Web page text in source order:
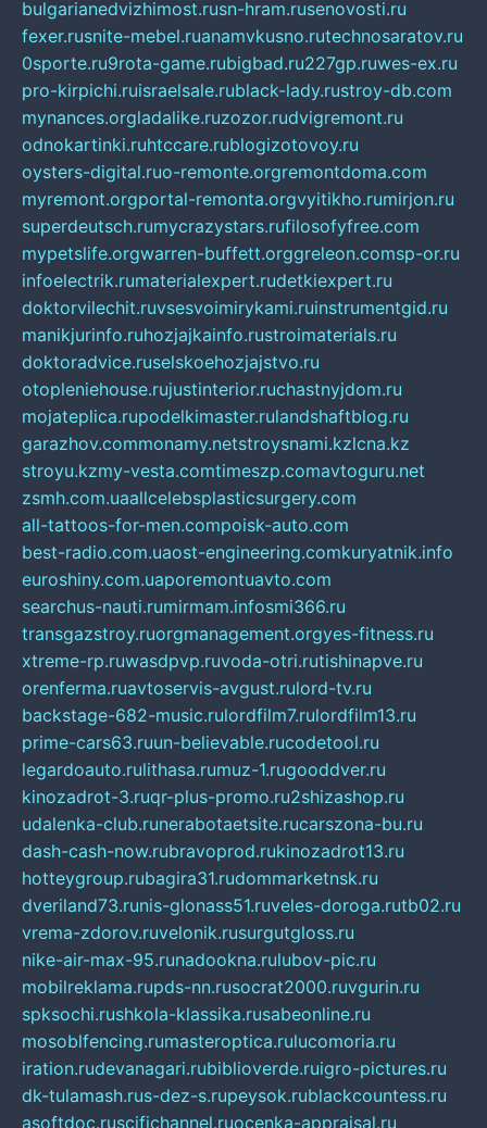
bulgarianedvizhimost.rusn-hram.rusenovosti.ru
fexer.rusnite-mebel.ruanamvkusno.rutechnosaratov.ru
0sporte.ru9rota-game.rubigbad.ru227gp.ruwes-ex.ru
pro-kirpichi.ruisraelsale.rublack-lady.rustroy-db.com
mynances.orgladalike.ruzozor.rudvigremont.ru
odnokartinki.ruhtccare.rublogizotovoy.ru
oysters-digital.ruo-remonte.orgremontdoma.com
myremont.orgportal-remonta.orgvyitikho.rumirjon.ru
superdeutsch.rumycrazystars.rufilosofyfree.com
mypetslife.orgwarren-buffett.orggreleon.comsp-or.ru
infoelectrik.rumaterialexpert.rudetkiexpert.ru
doktorvilechit.ruvsesvoimirykami.ruinstrumentgid.ru
manikjurinfo.ruhozjajkainfo.rustroimaterials.ru
doktoradvice.ruselskoehozjajstvo.ru
otopleniehouse.rujustinterior.ruchastnyjdom.ru
mojateplica.rupodelkimaster.rulandshaftblog.ru
garazhov.commonamy.netstroysnami.kzlcna.kz
stroyu.kzmy-vesta.comtimeszp.comavtoguru.net
zsmh.com.uaallcelebsplasticsurgery.com
all-tattoos-for-men.compoisk-auto.com
best-radio.com.uaost-engineering.comkuryatnik.info
euroshiny.com.uaporemontuavto.com
searchus-nauti.rumirmam.infosmi366.ru
transgazstroy.ruorgmanagement.orgyes-fitness.ru
xtreme-rp.ruwasdpvp.ruvoda-otri.rutishinapve.ru
orenferma.ruavtoservis-avgust.rulord-tv.ru
backstage-682-music.rulordfilm7.rulordfilm13.ru
prime-cars63.ruun-believable.rucodetool.ru
legardoauto.rulithasa.rumuz-1.rugooddver.ru
kinozadrot-3.ruqr-plus-promo.ru2shizashop.ru
udalenka-club.runerabotaetsite.rucarszona-bu.ru
dash-cash-now.rubravoprod.rukinozadrot13.ru
hotteygroup.rubagira31.rudommarketnsk.ru
dveriland73.runis-glonass51.ruveles-doroga.rutb02.ru
vrema-zdorov.ruvelonik.rusurgutgloss.ru
nike-air-max-95.runadookna.rulubov-pic.ru
mobilreklama.rupds-nn.rusocrat2000.ruvgurin.ru
spksochi.rushkola-klassika.rusabeonline.ru
mosoblfencing.rumasteroptica.rulucomoria.ru
iration.rudevanagari.rubiblioverde.ruigro-pictures.ru
dk-tulamash.rus-dez-s.rupeysok.rublackcountess.ru
asoftdoc.ruscifichannel.ruocenka-appraisal.ru